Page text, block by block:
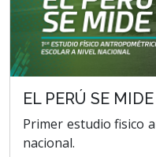
EL PERÚ SE MIDE
Primer estudio fisico
nacional.